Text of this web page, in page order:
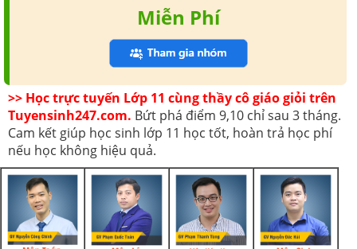
Miễn Phí
>> Học trực tuyến Lớp 11 cùng thầy cô giáo giỏi trên
Tuyensinh247.com. Bứt phá điểm 9,10 chỉ sau 3 tháng.
Cam kết giúp học sinh lớp 11 học tốt, hoàn trả học phí
nếu học không hiệu quả.